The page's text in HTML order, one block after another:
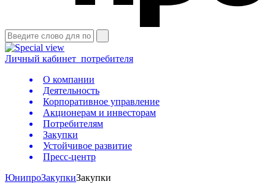
Личный кабинет потребителя
О компании
Деятельность
Корпоративное управление
Акционерам и инвесторам
Потребителям
Закупки
Устойчивое развитие
Пресс-центр
ЮнипроЗакупкиЗакупки